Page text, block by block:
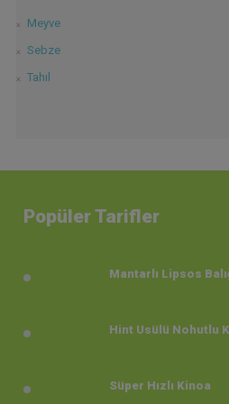
Meyve
Sebze
Tahıl
Popüler Tarifler
Mantarlı Lipsos
Hint Usülü Nohutlu
Süper Hızlı Kinoa